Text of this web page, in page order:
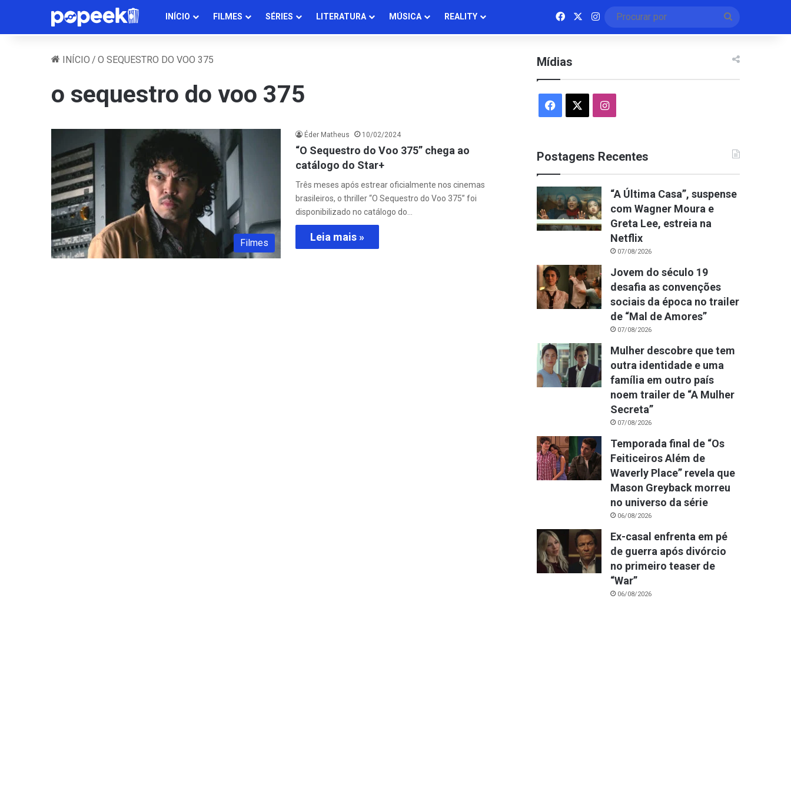
INÍCIO FILMES SÉRIES LITERATURA MÚSICA REALITY FacebookInstagram
por
INÍCIO / O SEQUESTRO DO VOO 375
o sequestro do voo 375
Filmes
Éder Matheus 10/02/2024
“O Sequestro do Voo 375” chega ao
catálogo do Star+
Três meses após estrear oficialmente nos cinemas
brasileiros, o thriller “O Sequestro do Voo 375” foi
disponibilizado no catálogo do…
Leia mais »
Mídias
Facebook Instagram
Postagens Recentes
“A Última Casa”, suspense
com Wagner Moura e
Greta Lee, estreia na
Netflix
07/08/2026
Jovem do século 19
desafia as convenções
sociais da época no trailer
de “Mal de Amores”
07/08/2026
Mulher descobre que tem
outra identidade e uma
família em outro país
noem trailer de “A Mulher
Secreta”
07/08/2026
Temporada final de “Os
Feiticeiros Além de
Waverly Place” revela que
Mason Greyback morreu
no universo da série
06/08/2026
Ex-casal enfrenta em pé
de guerra após divórcio
no primeiro teaser de
“War”
06/08/2026